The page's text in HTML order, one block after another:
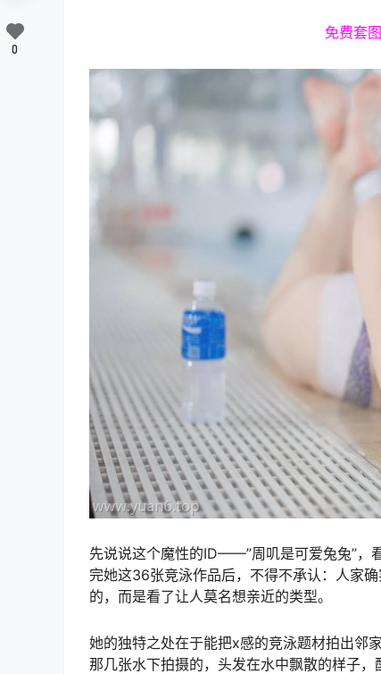
免费套
先说说这个魔性的ID——”周叽是可爱兔兔”，
完她这36张竞泳作品后，不得不承认：人家
的，而是看了让人莫名想亲近的类型。
她的独特之处在于能把x感的竞泳题材拍出邻
那几张水下拍摄的，头发在水中飘散的样子
0